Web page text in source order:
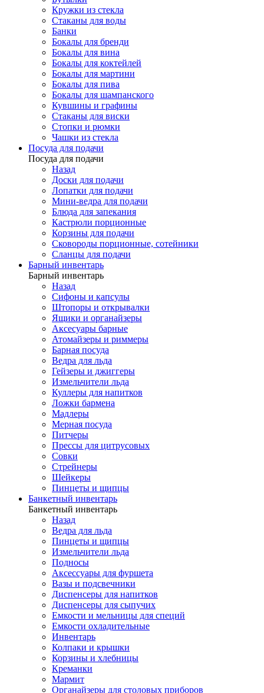
Кружки из стекла
Стаканы для воды
Банки
Бокалы для бренди
Бокалы для вина
Бокалы для коктейлей
Бокалы для мартини
Бокалы для пива
Бокалы для шампанского
Кувшины и графины
Стаканы для виски
Стопки и рюмки
Чашки из стекла
Посуда для подачи
Посуда для подачи
Назад
Доски для подачи
Лопатки для подачи
Мини-ведра для подачи
Блюда для запекания
Кастрюли порционные
Корзины для подачи
Сковороды порционные, сотейники
Сланцы для подачи
Барный инвентарь
Барный инвентарь
Назад
Сифоны и капсулы
Штопоры и открывалки
Ящики и органайзеры
Аксесуары барные
Атомайзеры и риммеры
Барная посуда
Ведра для льда
Гейзеры и джиггеры
Измельчители льда
Куллеры для напитков
Ложки бармена
Мадлеры
Мерная посуда
Питчеры
Прессы для цитрусовых
Совки
Стрейнеры
Шейкеры
Пинцеты и щипцы
Банкетный инвентарь
Банкетный инвентарь
Назад
Ведра для льда
Пинцеты и щипцы
Измельчители льда
Подносы
Аксессуары для фуршета
Вазы и подсвечники
Диспенсеры для напитков
Диспенсеры для сыпучих
Емкости и мельницы для специй
Емкости охладительные
Инвентарь
Колпаки и крышки
Корзины и хлебницы
Креманки
Мармит
Органайзеры для столовых приборов